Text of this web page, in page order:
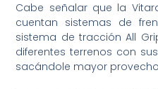
Cabe señalar que la
cuentan sistemas de
sistema de tracción All
diferentes terrenos con
sacándole mayor